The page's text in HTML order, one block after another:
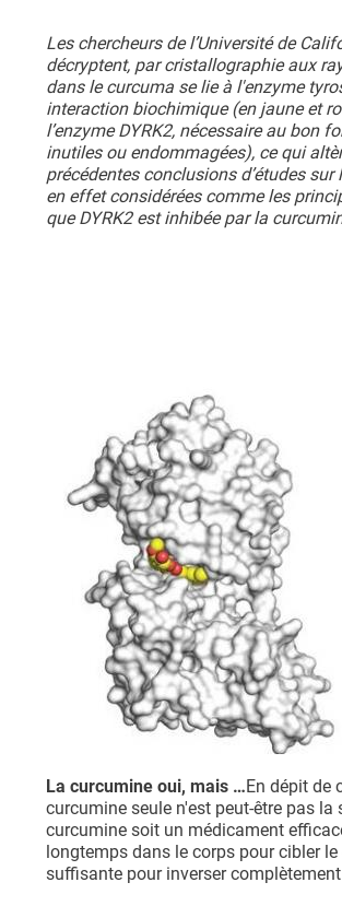
Les chercheurs de l’Université de
décryptent, par cristallographie aux
dans le curcuma se lie à l'enzyme
interaction biochimique(en jaune et
l’enzyme DYRK2, nécessaire au bon
inutiles ou endommagées), ce qui
précédentes conclusions d’études
en effet considérées comme les
que DYRK2 est inhibée par la
La curcumine oui, mais …En dépit de
curcumine seule n'est peut-être pas
curcumine soit un médicament
longtemps dans le corps pour cibler
suffisante pour inverser